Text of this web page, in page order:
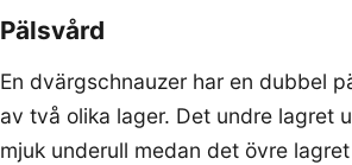
Pälsvård
En dvärgschnauzer har en dubbel
av två olika lager. Det undre lagret
mjuk underull medan det övre